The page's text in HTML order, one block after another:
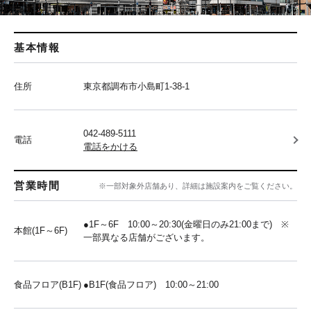
基本情報
住所 東京都調布市小島町1-38-1
電話
042-489-5111
電話をかける
営業時間 ※一部対象外店舗あり、詳細は施設案内をご覧ください。
本館(1F～6F)
●1F～6F 10:00～20:30(金曜日のみ21:00まで) ※
一部異なる店舗がございます。
食品フロア(B1F) ●B1F(食品フロア) 10:00～21:00